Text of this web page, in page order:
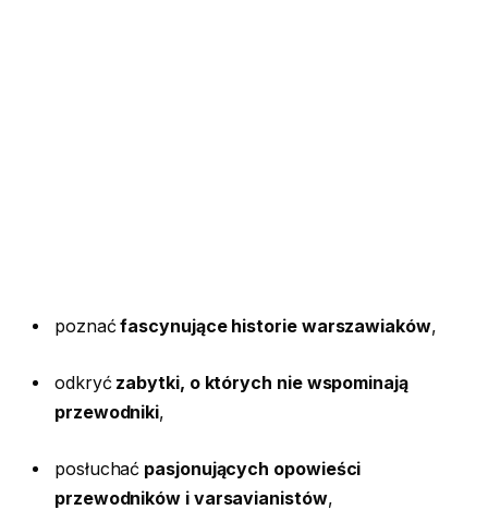
poznaćfascynujące historie warszawiaków,
odkryć zabytki, o których nie wspominają
przewodniki,
posłuchać pasjonujących opowieści
przewodników i varsavianistów,